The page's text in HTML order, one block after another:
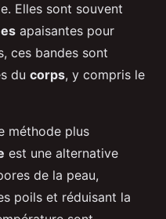
Elles sont souvent
apaisantes pour
ces bandes sont
du corps, y compris le
méthode plus
est une alternative
de la peau,
poils et réduisant la